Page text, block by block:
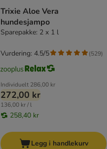
Trixie Aloe Vera
hundesjampo
Sparepakke: 2 x 1 l
Individuelt 286,00 kr
272,00 kr
136,00 kr / l
258,40 kr
Vurdering: 4.5/5 (529)
Legg i handlekurv